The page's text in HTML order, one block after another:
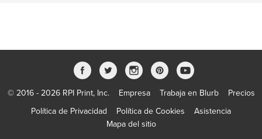
© 2016 - 2026 RPI Print, Inc. Empresa Trabaja en Blurb
Precios
Política de Privacidad
Política de Cookies
Asistencia
Mapa del sitio